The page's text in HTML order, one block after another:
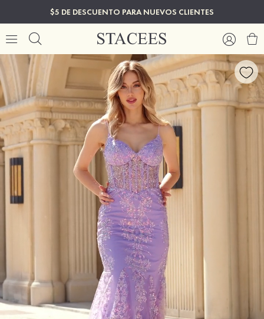
$5 DE DESCUENTO PARA NUEVOS CLIENTES